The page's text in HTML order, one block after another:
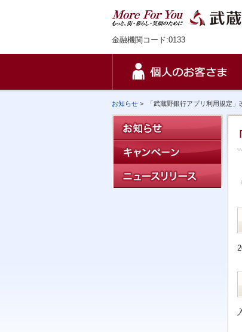
金融機関コード:0133
お知らせ > 「武蔵野銀行アプリ利用規定